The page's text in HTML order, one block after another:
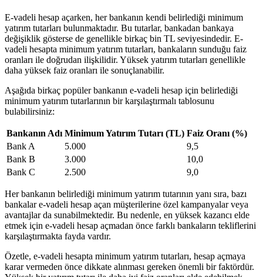
E-vadeli hesap açarken, her bankanın kendi belirlediği minimum
yatırım tutarları bulunmaktadır. Bu tutarlar, bankadan bankaya
değişiklik gösterse de genellikle birkaç bin TL seviyesindedir. E-
vadeli hesapta minimum yatırım tutarları, bankaların sunduğu faiz
oranları ile doğrudan ilişkilidir. Yüksek yatırım tutarları genellikle
daha yüksek faiz oranları ile sonuçlanabilir.
Aşağıda birkaç popüler bankanın e-vadeli hesap için belirlediği
minimum yatırım tutarlarının bir karşılaştırmalı tablosunu
bulabilirsiniz:
Bankanın Adı Minimum Yatırım Tutarı (TL) Faiz Oranı (%)
Bank A
5.000
9,5
Bank B
3.000
10,0
Bank C
2.500 9,0
Her bankanın belirlediği minimum yatırım tutarının yanı sıra, bazı
bankalar e-vadeli hesap açan müşterilerine özel kampanyalar veya
avantajlar da sunabilmektedir. Bu nedenle, en yüksek kazancı elde
etmek için e-vadeli hesap açmadan önce farklı bankaların tekliflerini
karşılaştırmakta fayda vardır.
Özetle, e-vadeli hesapta minimum yatırım tutarları, hesap açmaya
karar vermeden önce dikkate alınması gereken önemli bir faktördür.